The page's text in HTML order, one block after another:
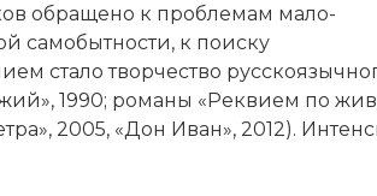
об­ра­ще­но к про­бле­мам ма­ло­
са­мо­быт­но­сти, к по­ис­ку
ста­ло твор­че­ст­во
1990; ро­ма­ны «Ре­к­ви­ем по
2005, «Дон Иван», 2012).